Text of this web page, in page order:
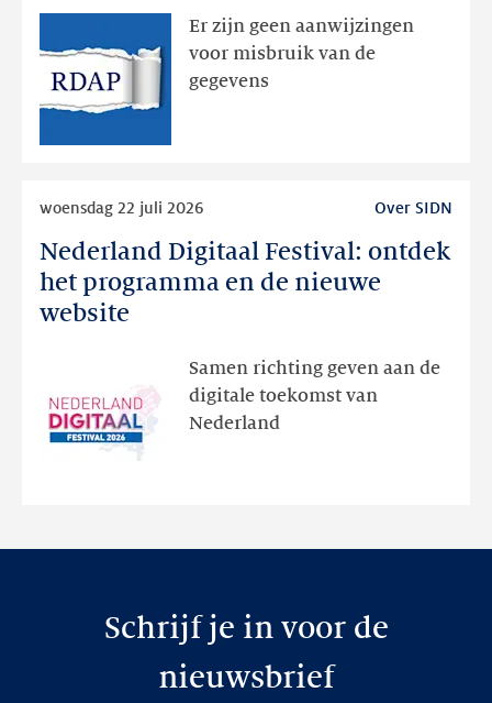
Er zijn geen aanwijzingen
voor misbruik van de
gegevens
zichtbaar
geweest
publieke
Nederland Digitaal Festival: ontdek
het programma en de nieuwe
website
woensdag 22 juli 2026 Over SIDN
Samen richting geven aan de
digitale toekomst van
Nederland
Nederland
Digitaal
Festival:
Schrijf je in voor de
nieuwsbrief